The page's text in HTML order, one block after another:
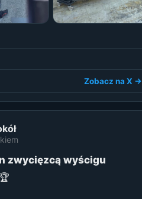
Zobacz na X →
zwycięzcą wyścigu